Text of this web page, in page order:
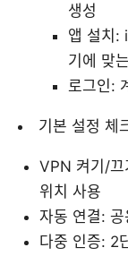
생성
앱 설치:
기에 맞
로그인:
기본 설정 체
VPN 켜기/끄
위치 사용
자동 연결:
다중 인증: 2